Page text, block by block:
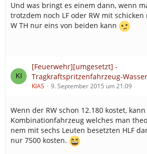
Und was bringt es einem dann, wenn
trotzdem noch LF oder RW mit schicken
W TH nur eins von beiden kann
[Feuerwehr][umgesetzt] -
Tragkraftspritzenfahrzeug-Wasser
KIAS 9. September 2015 um 21:09
Wenn der RW schon 12.180 kostet,
Kombinationfahrzeug welches man
nem mit sechs Leuten besetzten HLF
nur 7500 kosten.